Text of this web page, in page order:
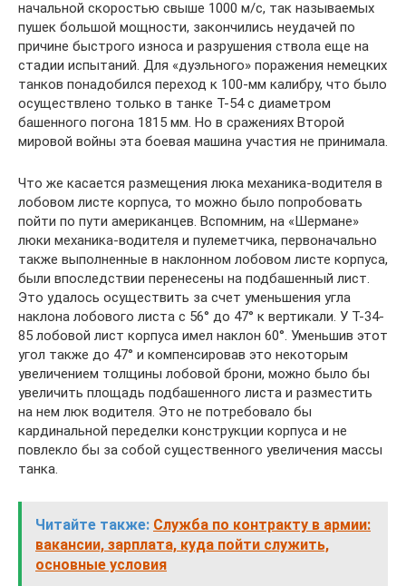
начальной скоростью свыше 1000 м/с, так называемых
пушек большой мощности, закончились неудачей по
причине быстрого износа и разрушения ствола еще на
стадии испытаний. Для «дуэльного» поражения немецких
танков понадобился переход к 100-мм калибру, что было
осуществлено только в танке Т-54 с диаметром
башенного погона 1815 мм. Но в сражениях Второй
мировой войны эта боевая машина участия не принимала.
Что же касается размещения люка механика-водителя в
лобовом листе корпуса, то можно было попробовать
пойти по пути американцев. Вспомним, на «Шермане»
люки механика-водителя и пулеметчика, первоначально
также выполненные в наклонном лобовом листе корпуса,
были впоследствии перенесены на подбашенный лист.
Это удалось осуществить за счет уменьшения угла
наклона лобового листа с 56° до 47° к вертикали. У Т-34-
85 лобовой лист корпуса имел наклон 60°. Уменьшив этот
угол также до 47° и компенсировав это некоторым
увеличением толщины лобовой брони, можно было бы
увеличить площадь подбашенного листа и разместить
на нем люк водителя. Это не потребовало бы
кардинальной переделки конструкции корпуса и не
повлекло бы за собой существенного увеличения массы
танка.
Читайте также: Служба по контракту в армии:
вакансии, зарплата, куда пойти служить,
основные условия